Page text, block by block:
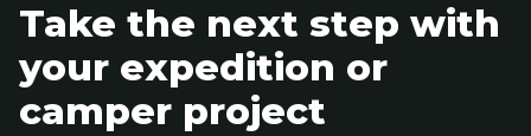
Take the next step with
your expedition or
camper project